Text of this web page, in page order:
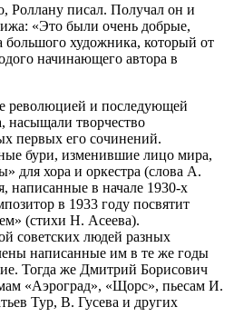
Роллану писал. Получал он и
«Это были очень добрые,
большого художника, который от
начинающего автора в
революцией и последующей
насыщали творчество
первых его сочинений.
бури, изменившие лицо мира,
для хора и оркестра (слова А.
написанные в начале 1930-х
в 1933 году посвятит
(стихи Н. Асеева).
советских людей разных
написанные им в те же годы
Тогда же Дмитрий Борисович
«Аэроград», «Щорс», пьесам И.
Тур, В. Гусева и других